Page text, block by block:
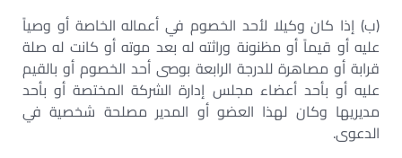
(ب) إذا كان وكيلا لأحد الخصوم في أعماله الخاصة أو وصياً
عليه أو قيماً أو مظنونة وراثته له بعد موته أو كانت له صلة
قرابة أو مصاهرة للدرجة الرابعة بوصى أحد الخصوم أو بالقيم
عليه أو بأحد أعضاء مجلس إدارة الشركة المختصة أو بأحد
مديريها وكان لهذا العضو أو المدير مصلحة شخصية في
الدعوى.